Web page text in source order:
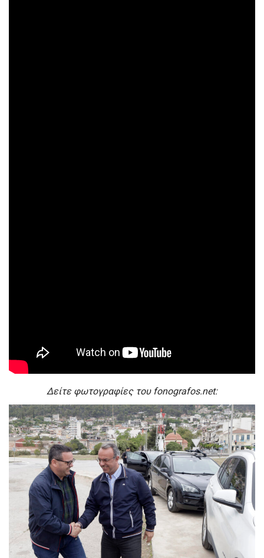
Δείτε φωτογραφίες του fonografos.net: